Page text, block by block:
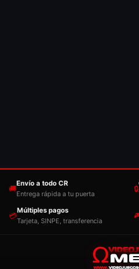
🚚
Envío a todo CR
Entrega rápida a tu puerta
🔒
💳
Múltiples pagos
Tarjeta, SINPE, transferencia